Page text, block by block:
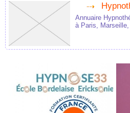
Annuaire
à Paris,